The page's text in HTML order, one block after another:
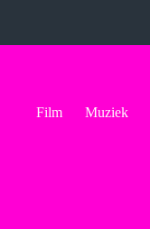
Film Muziek